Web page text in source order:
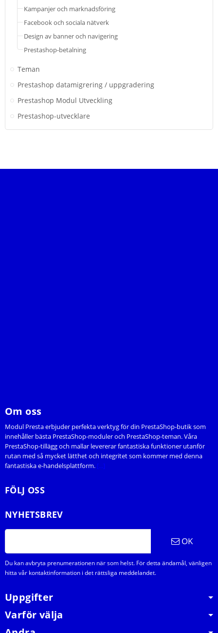
Kampanjer och marknadsföring
Facebook och sociala nätverk
Design av banner och navigering
Prestashop-betalning
Teman
Prestashop datamigrering / uppgradering
Prestashop Modul Utveckling
Prestashop-utvecklare
Om oss
Modul Presta erbjuder perfekta verktyg för din PrestaShop-butik som
innehåller bästa PrestaShop-moduler och PrestaShop-teman. Våra
PrestaShop-tillägg och mallar levererar fantastiska funktioner utanför
rutan med så mycket lätthet och integritet som kommer med denna
fantastiska e-handelsplattform. [...]
FÖLJ OSS
NYHETSBREV
OK
Du kan avbryta prenumerationen när som helst. För detta ändamål, vänligen
hitta vår kontaktinformation i det rättsliga meddelandet.
Uppgifter
Varför välja